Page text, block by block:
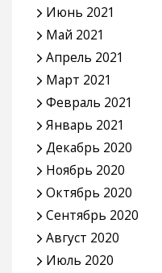
Июнь 2021
Май 2021
Апрель 2021
Март 2021
Февраль 2021
Январь 2021
Декабрь 2020
Ноябрь 2020
Октябрь 2020
Сентябрь 2020
Август 2020
Июль 2020